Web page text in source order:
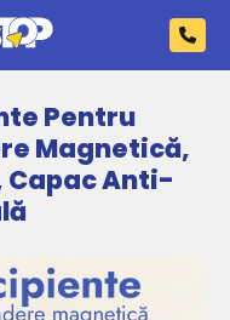
Pentru
Magnetică,
Capac Anti-